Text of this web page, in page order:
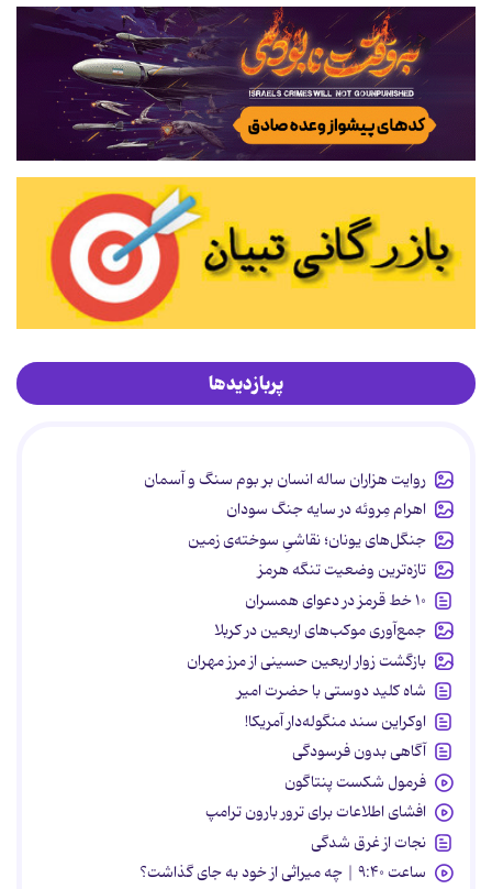
پربازدیدها
روایت هزاران ساله انسان بر بوم سنگ و آسمان
اهرام مِروئه در سایه جنگ سودان
جنگل‌های یونان؛ نقاشیِ سوخته‌ی زمین
تازه‌ترین وضعیت تنگه هرمز
۱۰ خط قرمز در دعوای همسران
جمع‌آوری موکب‌های اربعین در کربلا
بازگشت زوار اربعین حسینی از مرز مهران
شاه کلید دوستی با حضرت امیر
اوکراین سند منگوله‌دار آمریکا!
آگاهی بدون فرسودگی
فرمول شکست پنتاگون
افشای اطلاعات برای ترور بارون ترامپ
نجات از غرق شدگی
ساعت ۹:۴۰ | چه میراثی از خود به جای گذاشت؟